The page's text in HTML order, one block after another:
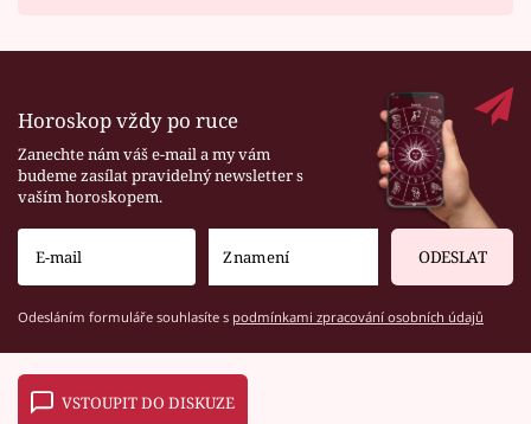
Horoskop vždy po ruce
Zanechte nám váš e-mail a my vám
budeme zasílat pravidelný newsletter s
vaším horoskopem.
ODESLAT
Odesláním formuláře souhlasíte s podmínkami zpracování osobních údajů
VSTOUPIT DO DISKUZE